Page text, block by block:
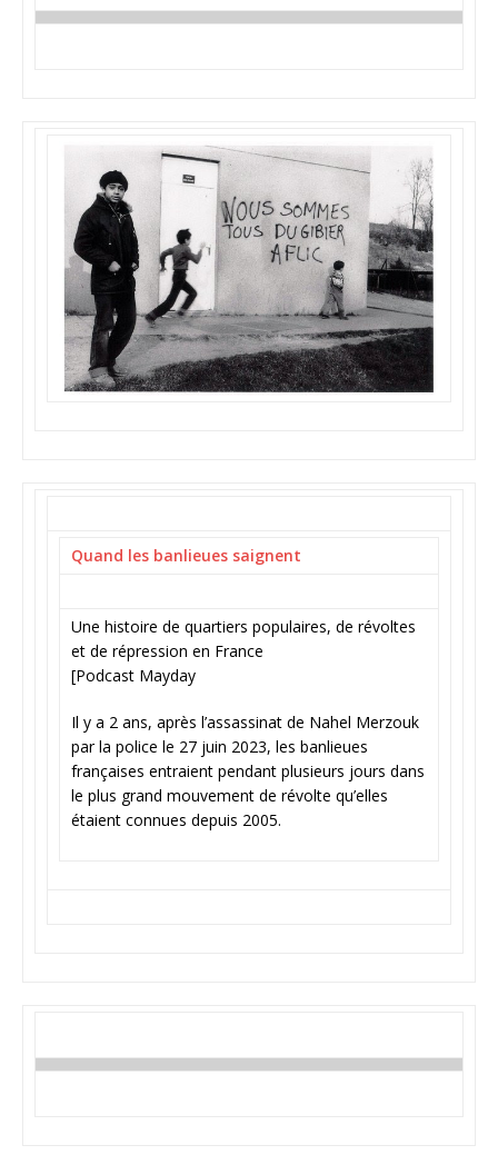
Quand les banlieues saignent
Une histoire de quartiers populaires, de révoltes
et de répression en France
[Podcast Mayday
Il y a 2 ans, après l’assassinat de Nahel Merzouk
par la police le 27 juin 2023, les banlieues
françaises entraient pendant plusieurs jours dans
le plus grand mouvement de révolte qu’elles
étaient connues depuis 2005.